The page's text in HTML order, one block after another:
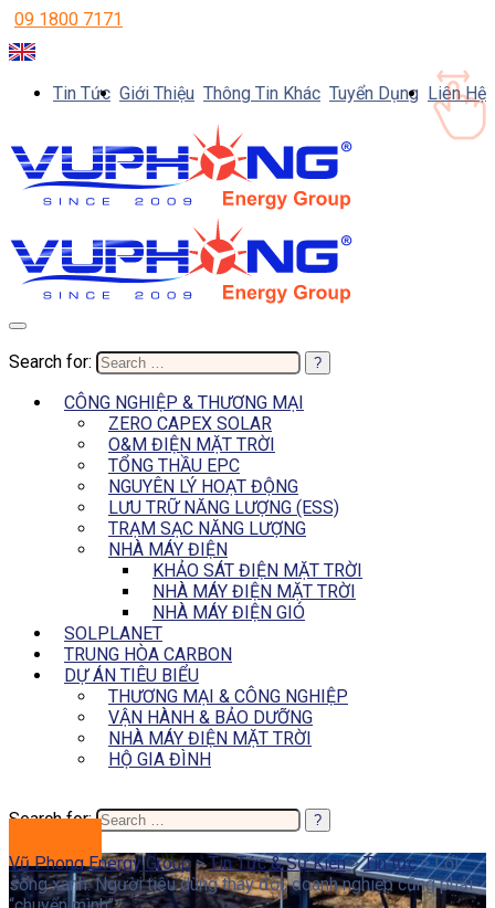
09 1800 7171
Tin Tức Giới Thiệu Thông Tin Khác Tuyển Dụng Liên Hệ
Search for:
CÔNG NGHIỆP & THƯƠNG MẠI
ZERO CAPEX SOLAR
O&M ĐIỆN MẶT TRỜI
TỔNG THẦU EPC
NGUYÊN LÝ HOẠT ĐỘNG
LƯU TRỮ NĂNG LƯỢNG (ESS)
TRẠM SẠC NĂNG LƯỢNG
NHÀ MÁY ĐIỆN
KHẢO SÁT ĐIỆN MẶT TRỜI
NHÀ MÁY ĐIỆN MẶT TRỜI
NHÀ MÁY ĐIỆN GIÓ
SOLPLANET
TRUNG HÒA CARBON
DỰ ÁN TIÊU BIỂU
THƯƠNG MẠI & CÔNG NGHIỆP
VẬN HÀNH & BẢO DƯỠNG
NHÀ MÁY ĐIỆN MẶT TRỜI
HỘ GIA ĐÌNH
Search for:
Vũ Phong Energy Group >Tin Tức & Sự Kiện>Tin tức>Lối
sống xanh: Người tiêu dùng thay đổi, doanh nghiệp cũng phải